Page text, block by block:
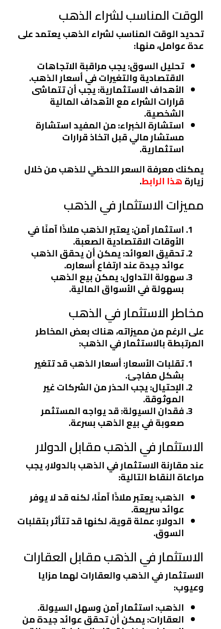
الوقت المناسب لشراء الذهب
تحديد الوقت المناسب لشراء الذهب يعتمد على
عدة عوامل، منها:
تحليل السوق: يجب مراقبة الاتجاهات
الاقتصادية والتغيرات في أسعار الذهب.
الأهداف الاستثمارية: يجب أن تتماشى
قرارات الشراء مع الأهداف المالية
الشخصية.
استشارة الخبراء: من المفيد استشارة
مستشار مالي قبل اتخاذ قرارات
استثمارية.
يمكنك معرفة السعر اللحظي للذهب من خلال
زيارةهذا الرابط.
مميزات الاستثمار في الذهب
استثمار آمن: يعتبر الذهب ملاذًا آمنًا في
الأوقات الاقتصادية الصعبة.
تحقيق العوائد: يمكن أن يحقق الذهب
عوائد جيدة عند ارتفاع أسعاره.
سهولة التداول: يمكن بيع الذهب
بسهولة في الأسواق المالية.
مخاطر الاستثمار في الذهب
على الرغم من مميزاته، هناك بعض المخاطر
المرتبطة بالاستثمار في الذهب:
تقلبات الأسعار: أسعار الذهب قد تتغير
بشكل مفاجئ.
الإحتيال: يجب الحذر من الشركات غير
الموثوقة.
فقدان السيولة: قد يواجه المستثمر
صعوبة في بيع الذهب بسرعة.
الاستثمار في الذهب مقابل الدولار
عند مقارنة الاستثمار في الذهب بالدولار، يجب
مراعاة النقاط التالية:
الذهب: يعتبر ملاذًا آمنًا، لكنه قد لا يوفر
عوائد سريعة.
الدولار: عملة قوية، لكنها قد تتأثر بتقلبات
السوق.
الاستثمار في الذهب مقابل العقارات
الاستثمار في الذهب والعقارات لهما مزايا
وعيوب:
الذهب: استثمار آمن وسهل السيولة.
العقارات: يمكن أن تحقق عوائد جيدة من